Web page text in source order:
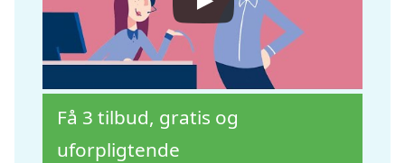
Få 3 tilbud, gratis og
uforpligtende